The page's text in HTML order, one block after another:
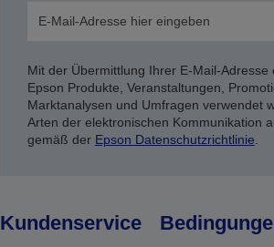
Mit der Übermittlung Ihrer E-Mail-
Epson Produkte, Veranstaltungen,
Marktanalysen und Umfragen verwendet
Arten der elektronischen Kommunikation
gemäß der Epson Datenschutzrichtlinie
Kundenservice